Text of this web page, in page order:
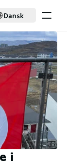
Language
Dansk
i